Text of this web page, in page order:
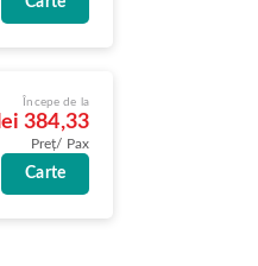
Începe de la
lei 384,33
Preț/ Pax
Carte